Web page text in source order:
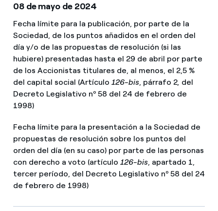
08 de mayo de 2024
Fecha límite para la publicación, por parte de la
Sociedad, de los puntos añadidos en el orden del
día y/o de las propuestas de resolución (si las
hubiere) presentadas hasta el 29 de abril por parte
de los Accionistas titulares de, al menos, el 2,5 %
del capital social (Artículo 126-bis, párrafo 2, del
Decreto Legislativo nº 58 del 24 de febrero de
1998)
Fecha límite para la presentación a la Sociedad de
propuestas de resolución sobre los puntos del
orden del día (en su caso) por parte de las personas
con derecho a voto (artículo 126-bis, apartado 1,
tercer período, del Decreto Legislativo nº 58 del 24
de febrero de 1998)